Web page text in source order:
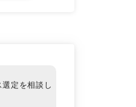
定を相談し